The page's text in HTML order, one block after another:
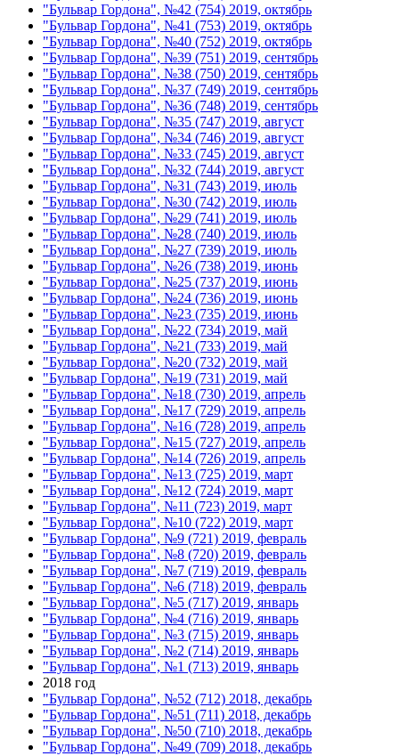
"Бульвар Гордона", №42 (754) 2019, октябрь
"Бульвар Гордона", №41 (753) 2019, октябрь
"Бульвар Гордона", №40 (752) 2019, октябрь
"Бульвар Гордона", №39 (751) 2019, сентябрь
"Бульвар Гордона", №38 (750) 2019, сентябрь
"Бульвар Гордона", №37 (749) 2019, сентябрь
"Бульвар Гордона", №36 (748) 2019, сентябрь
"Бульвар Гордона", №35 (747) 2019, август
"Бульвар Гордона", №34 (746) 2019, август
"Бульвар Гордона", №33 (745) 2019, август
"Бульвар Гордона", №32 (744) 2019, август
"Бульвар Гордона", №31 (743) 2019, июль
"Бульвар Гордона", №30 (742) 2019, июль
"Бульвар Гордона", №29 (741) 2019, июль
"Бульвар Гордона", №28 (740) 2019, июль
"Бульвар Гордона", №27 (739) 2019, июль
"Бульвар Гордона", №26 (738) 2019, июнь
"Бульвар Гордона", №25 (737) 2019, июнь
"Бульвар Гордона", №24 (736) 2019, июнь
"Бульвар Гордона", №23 (735) 2019, июнь
"Бульвар Гордона", №22 (734) 2019, май
"Бульвар Гордона", №21 (733) 2019, май
"Бульвар Гордона", №20 (732) 2019, май
"Бульвар Гордона", №19 (731) 2019, май
"Бульвар Гордона", №18 (730) 2019, апрель
"Бульвар Гордона", №17 (729) 2019, апрель
"Бульвар Гордона", №16 (728) 2019, апрель
"Бульвар Гордона", №15 (727) 2019, апрель
"Бульвар Гордона", №14 (726) 2019, апрель
"Бульвар Гордона", №13 (725) 2019, март
"Бульвар Гордона", №12 (724) 2019, март
"Бульвар Гордона", №11 (723) 2019, март
"Бульвар Гордона", №10 (722) 2019, март
"Бульвар Гордона", №9 (721) 2019, февраль
"Бульвар Гордона", №8 (720) 2019, февраль
"Бульвар Гордона", №7 (719) 2019, февраль
"Бульвар Гордона", №6 (718) 2019, февраль
"Бульвар Гордона", №5 (717) 2019, январь
"Бульвар Гордона", №4 (716) 2019, январь
"Бульвар Гордона", №3 (715) 2019, январь
"Бульвар Гордона", №2 (714) 2019, январь
"Бульвар Гордона", №1 (713) 2019, январь
2018 год
"Бульвар Гордона", №52 (712) 2018, декабрь
"Бульвар Гордона", №51 (711) 2018, декабрь
"Бульвар Гордона", №50 (710) 2018, декабрь
"Бульвар Гордона", №49 (709) 2018, декабрь